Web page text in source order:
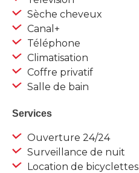
Sèche cheveux
Canal+
Téléphone
Climatisation
Coffre privatif
Salle de bain
Services
Ouverture 24/24
Surveillance de nuit
Location de bicyclettes